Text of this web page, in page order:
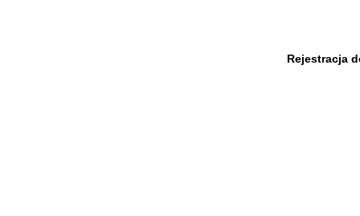
Rejestracja